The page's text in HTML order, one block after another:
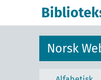
Norsk
55
59 Dyr
592-599